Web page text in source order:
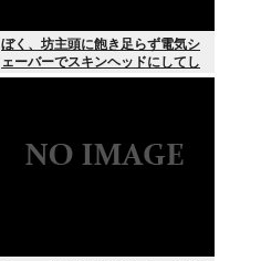
ぼく、坊主頭に飽き足らず電気シ
ェーバーでスキンヘッドにしてし
まう